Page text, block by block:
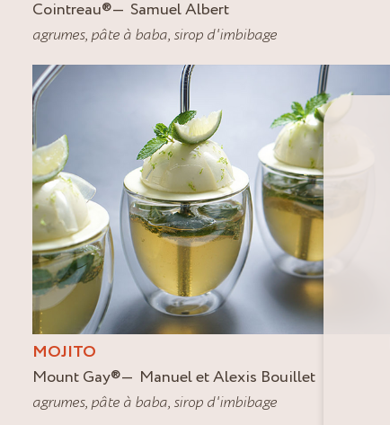
Cointreau®
Samuel Albert
agrumes, pâte à baba, sirop d'imbibage
MOJITO
Mount Gay®
Manuel et Alexis Bouillet
agrumes, pâte à baba, sirop d'imbibage